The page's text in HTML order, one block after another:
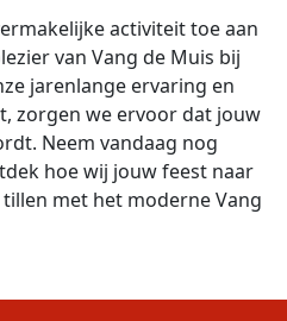
activiteit toe aan
van Vang de Muis bij
jarenlange ervaring en
zorgen we ervoor dat jouw
Neem vandaag nog
hoe wij jouw feest naar
met het moderne Vang